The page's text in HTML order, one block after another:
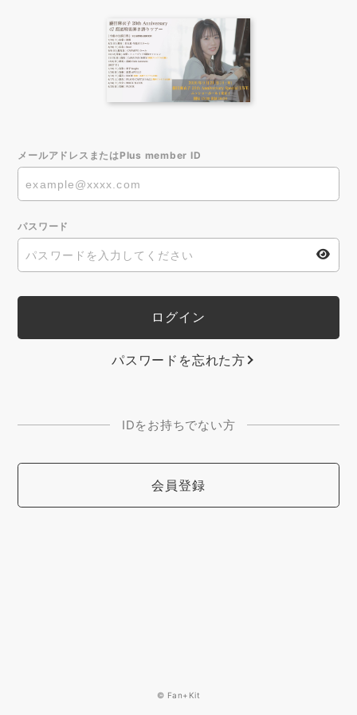
メールアドレスまたはPlus member ID
パスワード
パスワードを忘れた方
IDをお持ちでない方
会員登録
© Fan+Kit